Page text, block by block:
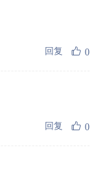
回复 0
回复 0